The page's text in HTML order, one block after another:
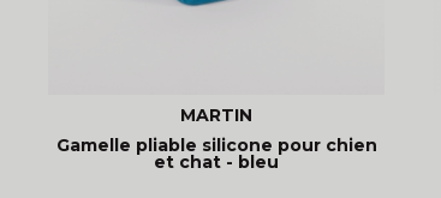
MARTIN
Gamelle pliable silicone pour chien
et chat - bleu